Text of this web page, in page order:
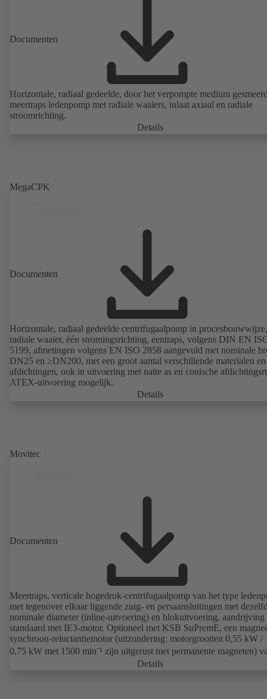
Documenten
Horizontale, radiaal gedeelde, door het verpompte medium
meertraps ledenpomp met radiale waaiers, inlaat axiaal en radiale
stroomrichting.
Details
MegaCPK
Documenten
Horizontale, radiaal gedeelde centrifugaalpomp in
radiale waaier, één stromingsrichting, eentraps, volgens DIN EN
5199, afmetingen volgens EN ISO 2858 aangevuld met nominale
DN25 en ≥DN200, met een groot aantal verschillende materialen en
afdichtingen, ook in uitvoering met natte as en conische
ATEX-uitvoering mogelijk.
Details
Movitec
Documenten
Meertraps, verticale hogedruk-centrifugaalpomp van het type
met tegenover elkaar liggende zuig- en persaansluitingen met
nominale diameter (inline-uitvoering) en blokuitvoering, aandrijving
standaard met IE3-motor. Optioneel met KSB SuPremE, een
synchroon-reluctantiemotor (uitzondering: motorgrootten 0,55 kW /
0,75 kW met 1500 min⁻¹ zijn uitgerust met permanente magneten)
efficiëntieklasse IE4/IE5 volgens IEC TS 60034-30-2: 2016, voor
Details